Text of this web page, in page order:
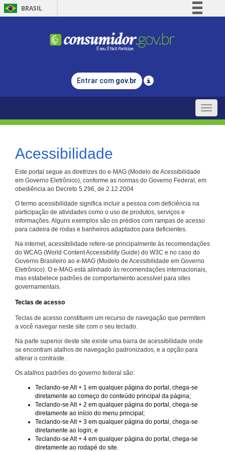
BRASIL
Comunica BR
Legislação
Entrar com gov.br
Toggle
Acessibilidade
Este portal segue as diretrizes do e-MAG (Modelo de Acessibilidade
em Governo Eletrônico), conforme as normas do Governo Federal, em
obediência ao Decreto 5.296, de 2.12.2004
O termo acessibilidade significa incluir a pessoa com deficiência na
participação de atividades como o uso de produtos, serviços e
informações. Alguns exemplos são os prédios com rampas de acesso
para cadeira de rodas e banheiros adaptados para deficientes.
Na internet, acessibilidade refere-se principalmente às recomendações
do WCAG (World Content Accessibility Guide) do W3C e no caso do
Governo Brasileiro ao e-MAG (Modelo de Acessibilidade em Governo
Eletrônico). O e-MAG está alinhado às recomendações internacionais,
mas estabelece padrões de comportamento acessível para sites
governamentais.
Teclas de acesso
Teclas de acesso constituem um recurso de navegação que permitem
a você navegar neste site com o seu teclado.
Na parte superior deste site existe uma barra de acessibilidade onde
se encontram atalhos de navegação padronizados, e a opção para
alterar o contraste.
Os atalhos padrões do governo federal são:
Teclando-se Alt + 1 em qualquer página do portal, chega-se
diretamente ao começo do conteúdo principal da página;
Teclando-se Alt + 2 em qualquer página do portal, chega-se
diretamente ao início do menu principal;
Teclando-se Alt + 3 em qualquer página do portal, chega-se
diretamente ao login; e
Teclando-se Alt + 4 em qualquer página do portal, chega-se
diretamente ao rodapé do site.